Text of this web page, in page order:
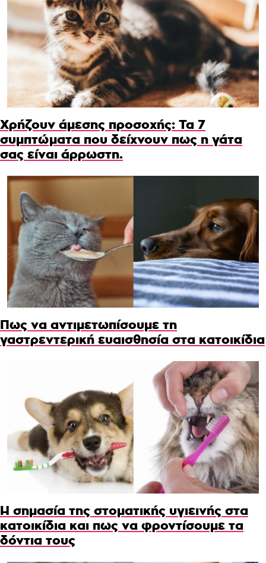
Χρήζουν άμεσης προσοχής: Τα 7
συμπτώματα που δείχνουν πως η γάτα
σας είναι άρρωστη.
Πως να αντιμετωπίσουμε τη
γαστρεντερική ευαισθησία στα κατοικίδια
Η σημασία της στοματικής υγιεινής στα
κατοικίδια και πως να φροντίσουμε τα
δόντια τους